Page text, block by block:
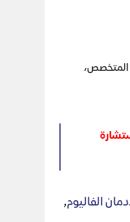
المتخصص،
الفاليوم,